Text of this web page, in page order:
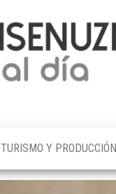
TURISMO Y PRODUCCIÓN